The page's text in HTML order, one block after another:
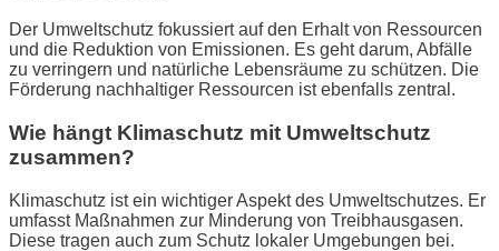
Der Umweltschutz fokussiert auf den Erhalt von Ressourcen
und die Reduktion von Emissionen. Es geht darum, Abfälle
zu verringern und natürliche Lebensräume zu schützen. Die
Förderung nachhaltiger Ressourcen ist ebenfalls zentral.
Wie hängt Klimaschutz mit Umweltschutz
zusammen?
Klimaschutz ist ein wichtiger Aspekt des Umweltschutzes. Er
umfasst Maßnahmen zur Minderung von Treibhausgasen.
Diese tragen auch zum Schutz lokaler Umgebungen bei.